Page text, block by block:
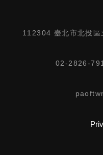
112304 臺北市北投
02-2826-